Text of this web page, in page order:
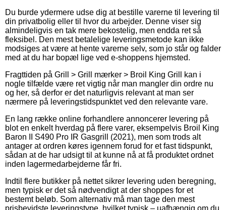
Du burde ydermere udse dig at bestille varerne til levering til
din privatbolig eller til hvor du arbejder. Denne viser sig
almindeligvis en tak mere bekostelig, men endda ret så
fleksibel. Den mest betalelige leveringsmetode kan ikke
modsiges at være at hente varerne selv, som jo står og falder
med at du har bopæl lige ved e-shoppens hjemsted.
Fragttiden på Grill > Grill mærker > Broil King Grill kan i
nogle tilfælde være ret vigtig når man mangler din ordre nu
og her, så derfor er det naturligvis relevant at man ser
nærmere på leveringstidspunktet ved den relevante vare.
En lang række online forhandlere annoncerer levering på
blot en enkelt hverdag på flere varer, eksempelvis Broil King
Baron II S490 Pro IR Gasgrill (2021), men som trods alt
antager at ordren køres igennem forud for et fast tidspunkt,
sådan at de har udsigt til at kunne nå at få produktet ordnet
inden lagermedarbejderne får fri.
Indtil flere butikker på nettet sikrer levering uden beregning,
men typisk er det så nødvendigt at der shoppes for et
bestemt beløb. Som alternativ må man tage den mest
prisbevidste leveringstype, hvilket typisk – uafhængig om du